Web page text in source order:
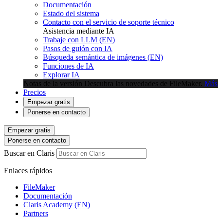
Documentación
Estado del sistema
Contacto con el servicio de soporte técnico
Asistencia mediante IA
Trabaje con LLM (EN)
Pasos de guión con IA
Búsqueda semántica de imágenes (EN)
Funciones de IA
Explorar IA
Notas de la versión Descubra las novedades de FileMaker.
Precios
Empezar gratis
Ponerse en contacto
Empezar gratis
Ponerse en contacto
Buscar en Claris
Enlaces rápidos
FileMaker
Documentación
Claris Academy (EN)
Partners